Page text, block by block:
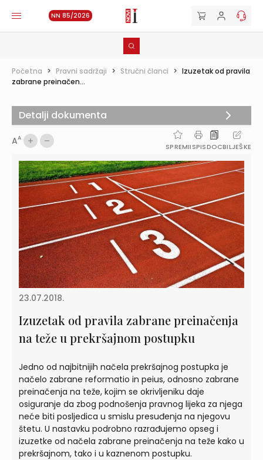
NN 85/2026
Početna > Pravni sadržaji > Stručni članci > Izuzetak od pravila
zabrane preinačen...
AA
SPREMIISPISDOCBILJEŠKE
23.07.2018.
Izuzetak od pravila zabrane preinačenja
na teže u prekršajnom postupku
Jedno od najbitnijih načela prekršajnog postupka je
načelo zabrane reformatio in peius, odnosno zabrane
preinačenja na teže, kojim se okrivljeniku daje
osiguranje da zbog podnošenja pravnog lijeka za njega
neće biti posljedica u smislu presuđenja na njegovu
štetu. U nastavku podrobno razrađujemo opseg i
izuzetke od načela zabrane preinačenja na teže kako u
prekršajnom, tako i u kaznenom postupku.
Detalji dokumenta